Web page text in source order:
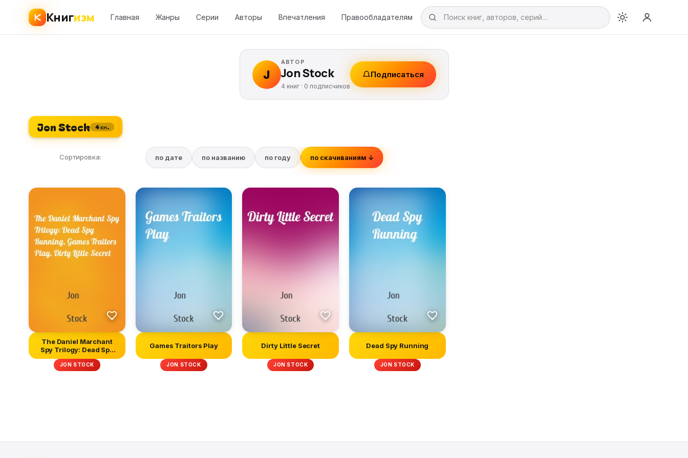
Книгизм Главная Жанры Серии Авторы Впечатления Правообладателям
J
АВТОР
Jon Stock
4 книг · 0 подписчиков
Подписаться
Jon Stock 4 кн.
Сортировка: по дате по названию по году по скачиваниям ↓
The Daniel Marchant
Spy Trilogy: Dead Spy
Running,...
JON STOCK
Games Traitors Play
JON STOCK
Dirty Little Secret
JON STOCK
Dead Spy Running
JON STOCK